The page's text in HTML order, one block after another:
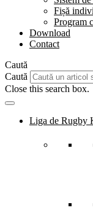
Fișă
Program
Download
Contact
Caută
Caută
Close this search box.
Liga de Rugby